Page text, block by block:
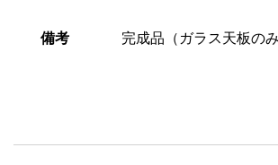
備考 完成品（ガラス天板の